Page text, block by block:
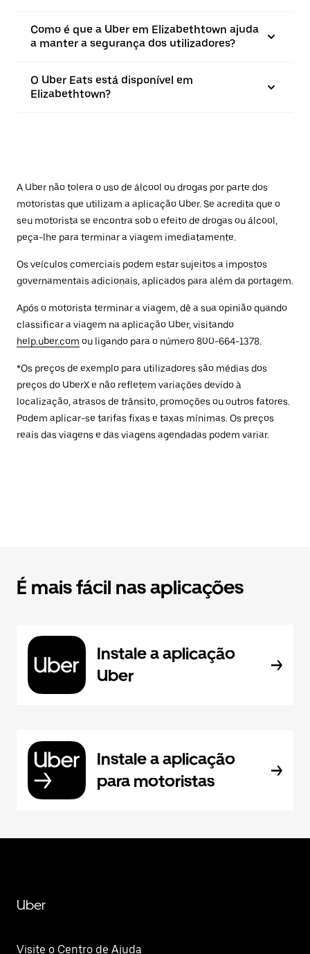
Como é que a Uber em Elizabethtown ajuda
a manter a segurança dos utilizadores?
O Uber Eats está disponível em
Elizabethtown?
A Uber não tolera o uso de álcool ou drogas por parte dos
motoristas que utilizam a aplicação Uber. Se acredita que o
seu motorista se encontra sob o efeito de drogas ou álcool,
peça-lhe para terminar a viagem imediatamente.
Os veículos comerciais podem estar sujeitos a impostos
governamentais adicionais, aplicados para além da portagem.
Após o motorista terminar a viagem, dê a sua opinião quando
classificar a viagem na aplicação Uber, visitando
help.uber.com ou ligando para o número 800-664-1378.
*Os preços de exemplo para utilizadores são médias dos
preços do UberX e não refletem variações devido à
localização, atrasos de trânsito, promoções ou outros fatores.
Podem aplicar-se tarifas fixas e taxas mínimas. Os preços
reais das viagens e das viagens agendadas podem variar.
É mais fácil nas aplicações
Instale a aplicação
Uber
Instale a aplicação
para motoristas
Uber
Visite o Centro de Ajuda